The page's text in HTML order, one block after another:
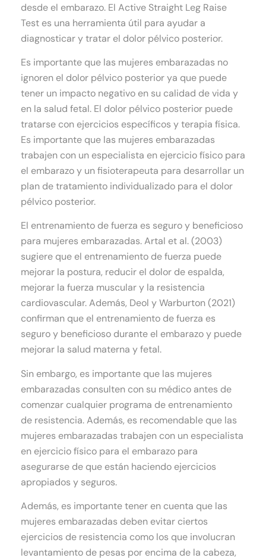
desde el embarazo. El Active Straight Leg Raise
Test es una herramienta útil para ayudar a
diagnosticar y tratar el dolor pélvico posterior.
Es importante que las mujeres embarazadas no
ignoren el dolor pélvico posterior ya que puede
tener un impacto negativo en su calidad de vida y
en la salud fetal. El dolor pélvico posterior puede
tratarse con ejercicios específicos y terapia física.
Es importante que las mujeres embarazadas
trabajen con un especialista en ejercicio físico para
el embarazo y un fisioterapeuta para desarrollar un
plan de tratamiento individualizado para el dolor
pélvico posterior.
El entrenamiento de fuerza es seguro y beneficioso
para mujeres embarazadas. Artal et al. (2003)
sugiere que el entrenamiento de fuerza puede
mejorar la postura, reducir el dolor de espalda,
mejorar la fuerza muscular y la resistencia
cardiovascular. Además, Deol y Warburton (2021)
confirman que el entrenamiento de fuerza es
seguro y beneficioso durante el embarazo y puede
mejorar la salud materna y fetal.
Sin embargo, es importante que las mujeres
embarazadas consulten con su médico antes de
comenzar cualquier programa de entrenamiento
de resistencia. Además, es recomendable que las
mujeres embarazadas trabajen con un especialista
en ejercicio físico para el embarazo para
asegurarse de que están haciendo ejercicios
apropiados y seguros.
Además, es importante tener en cuenta que las
mujeres embarazadas deben evitar ciertos
ejercicios de resistencia como los que involucran
levantamiento de pesas por encima de la cabeza,